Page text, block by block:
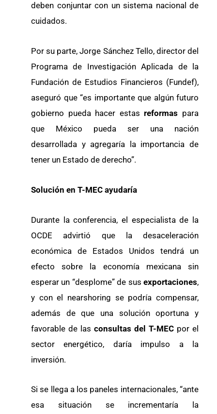
deben conjuntar con un sistema nacional de
cuidados.
Por su parte, Jorge Sánchez Tello, director del
Programa de Investigación Aplicada de la
Fundación de Estudios Financieros (Fundef),
aseguró que “es importante que algún futuro
gobierno pueda hacer estas reformas para
que México pueda ser una nación
desarrollada y agregaría la importancia de
tener un Estado de derecho”.
Solución en T-MEC ayudaría
Durante la conferencia, el especialista de la
OCDE advirtió que la desaceleración
económica de Estados Unidos tendrá un
efecto sobre la economía mexicana sin
esperar un “desplome” de sus exportaciones,
y con el nearshoring se podría compensar,
además de que una solución oportuna y
favorable de las consultas del T-MEC por el
sector energético, daría impulso a la
inversión.
Si se llega a los paneles internacionales, “ante
esa situación se incrementaría la